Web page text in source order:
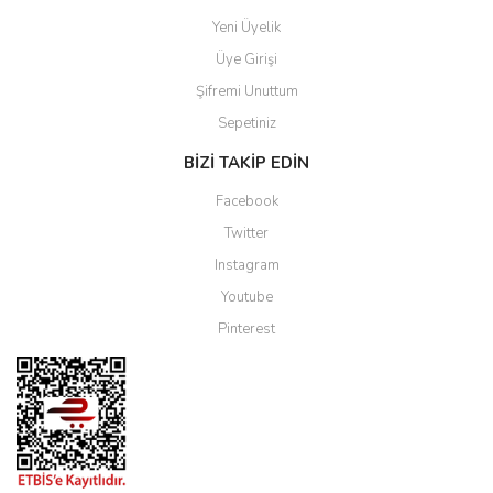
Yeni Üyelik
Üye Girişi
Şifremi Unuttum
Sepetiniz
BİZİ TAKİP EDİN
Facebook
Twitter
Instagram
Youtube
Pinterest